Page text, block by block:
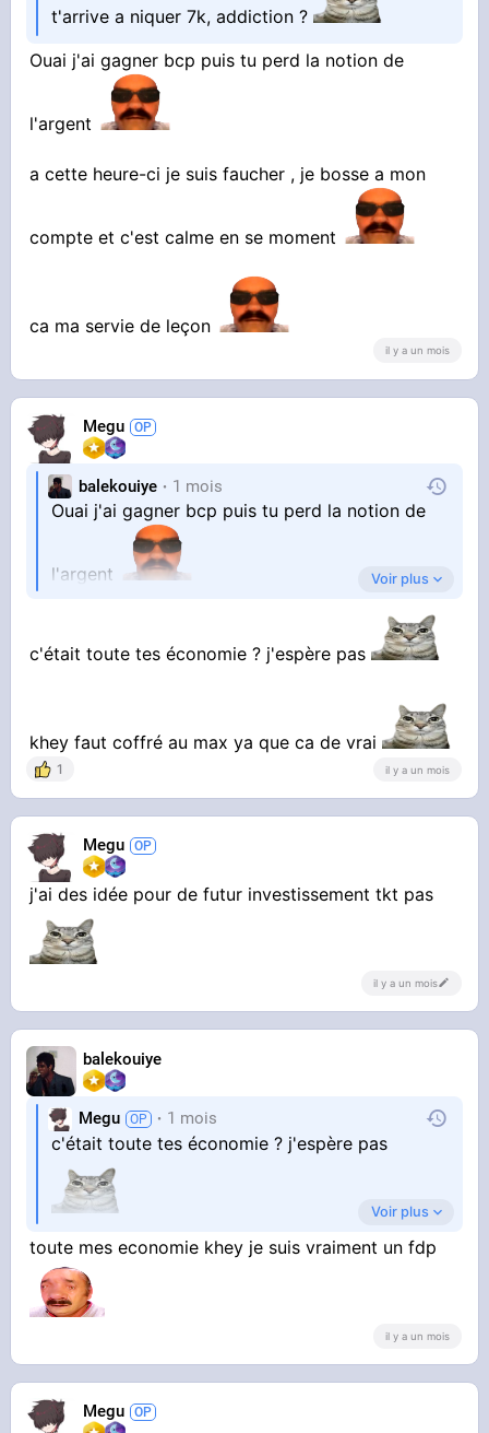
t'arrive a niquer 7k, addiction ?
Ouai j'ai gagner bcp puis tu perd la notion de
l'argent
a cette heure-ci je suis faucher , je bosse a mon
compte et c'est calme en se moment
ca ma servie de leçon
il y a un mois
Megu
balekouiye 1 mois
Ouai j'ai gagner bcp puis tu perd la notion de
l'argent
a cette heure-ci je suis faucher , je bosse a mon
ca ma servie de leçon
Voir plus
c'était toute tes économie ? j'espère pas
khey faut coffré au max ya que ca de vrai
1 il y a un mois
Megu
j'ai des idée pour de futur investissement tkt pas
il y a un mois
balekouiye
Megu 1 mois
c'était toute tes économie ? j'espère pas
khey faut coffré au max ya que ca de vrai
Voir plus
toute mes economie khey je suis vraiment un fdp
il y a un mois
Megu